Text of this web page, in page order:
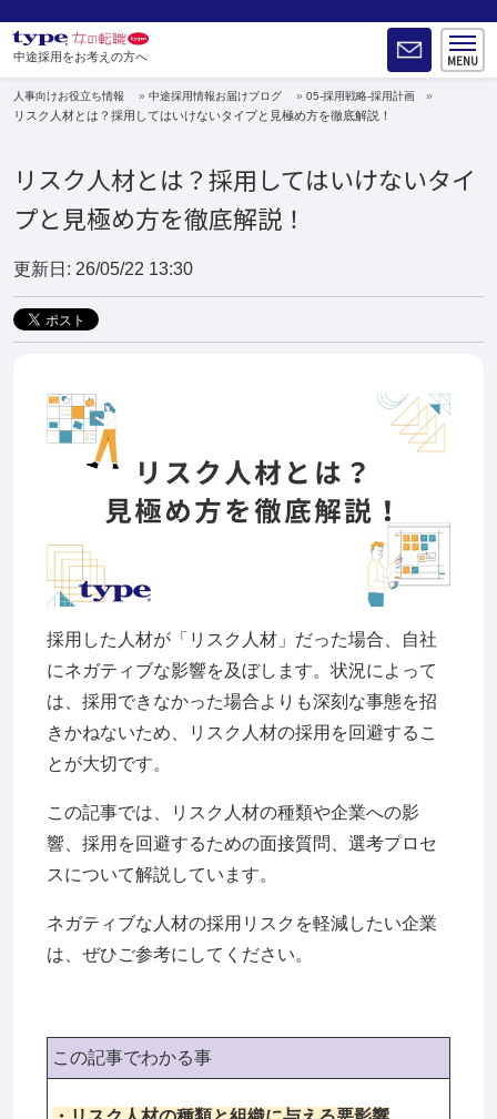
中途採用をお考えの方へ
人事向けお役立ち情報 中途採用情報お届けブログ 05-採用戦略-採用計画
リスク人材とは？採用してはいけないタイプと見極め方を徹底解説！
リスク人材とは？採用してはいけないタイ
プと見極め方を徹底解説！
更新日: 26/05/22 13:30
採用した人材が「リスク人材」だった場合、自社
にネガティブな影響を及ぼします。状況によって
は、採用できなかった場合よりも深刻な事態を招
きかねないため、リスク人材の採用を回避するこ
とが大切です。
この記事では、リスク人材の種類や企業への影
響、採用を回避するための面接質問、選考プロセ
スについて解説しています。
ネガティブな人材の採用リスクを軽減したい企業
は、ぜひご参考にしてください。
この記事でわかる事